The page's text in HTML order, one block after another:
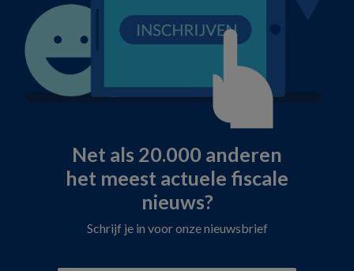
Net als 20.000 anderen
het meest actuele fiscale
nieuws?
Schrijf je in voor onze nieuwsbrief